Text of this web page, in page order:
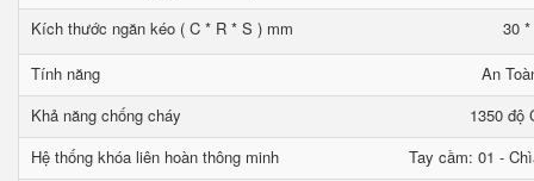
Kích thước ngăn kéo ( C * R * S ) mm
30
Tính năng
An
Khả năng chống cháy
1350 độ
Hệ thống khóa liên hoàn thông minh
Tay cầm: 01 -